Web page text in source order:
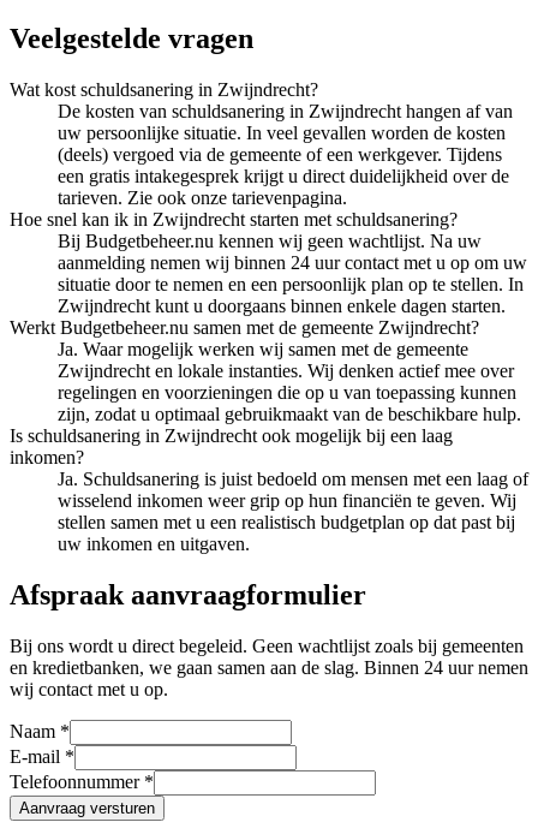
Veelgestelde vragen
Wat kost schuldsanering in Zwijndrecht?
De kosten van schuldsanering in Zwijndrecht hangen af van
uw persoonlijke situatie. In veel gevallen worden de kosten
(deels) vergoed via de gemeente of een werkgever. Tijdens
een gratis intakegesprek krijgt u direct duidelijkheid over de
tarieven. Zie ook onze tarievenpagina.
Hoe snel kan ik in Zwijndrecht starten met schuldsanering?
Bij Budgetbeheer.nu kennen wij geen wachtlijst. Na uw
aanmelding nemen wij binnen 24 uur contact met u op om uw
situatie door te nemen en een persoonlijk plan op te stellen. In
Zwijndrecht kunt u doorgaans binnen enkele dagen starten.
Werkt Budgetbeheer.nu samen met de gemeente Zwijndrecht?
Ja. Waar mogelijk werken wij samen met de gemeente
Zwijndrecht en lokale instanties. Wij denken actief mee over
regelingen en voorzieningen die op u van toepassing kunnen
zijn, zodat u optimaal gebruikmaakt van de beschikbare hulp.
Is schuldsanering in Zwijndrecht ook mogelijk bij een laag
inkomen?
Ja. Schuldsanering is juist bedoeld om mensen met een laag of
wisselend inkomen weer grip op hun financiën te geven. Wij
stellen samen met u een realistisch budgetplan op dat past bij
uw inkomen en uitgaven.
Afspraak aanvraagformulier
Bij ons wordt u direct begeleid. Geen wachtlijst zoals bij gemeenten
en kredietbanken, we gaan samen aan de slag. Binnen 24 uur nemen
wij contact met u op.
Naam *
E-mail *
Telefoonnummer *
Aanvraag versturen